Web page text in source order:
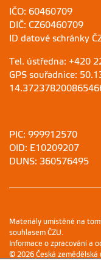
IČO: 60460709
DIČ: CZ60460709
ID datové schránky
Tel. ústředna: +420
GPS souřadnice:
PIC: 999912570
OID: E10209207
DUNS: 360576495
Materiály umístěné na
souhlasem ČZU.
Informace o zpracování a
© 2026 Česká zemědělská